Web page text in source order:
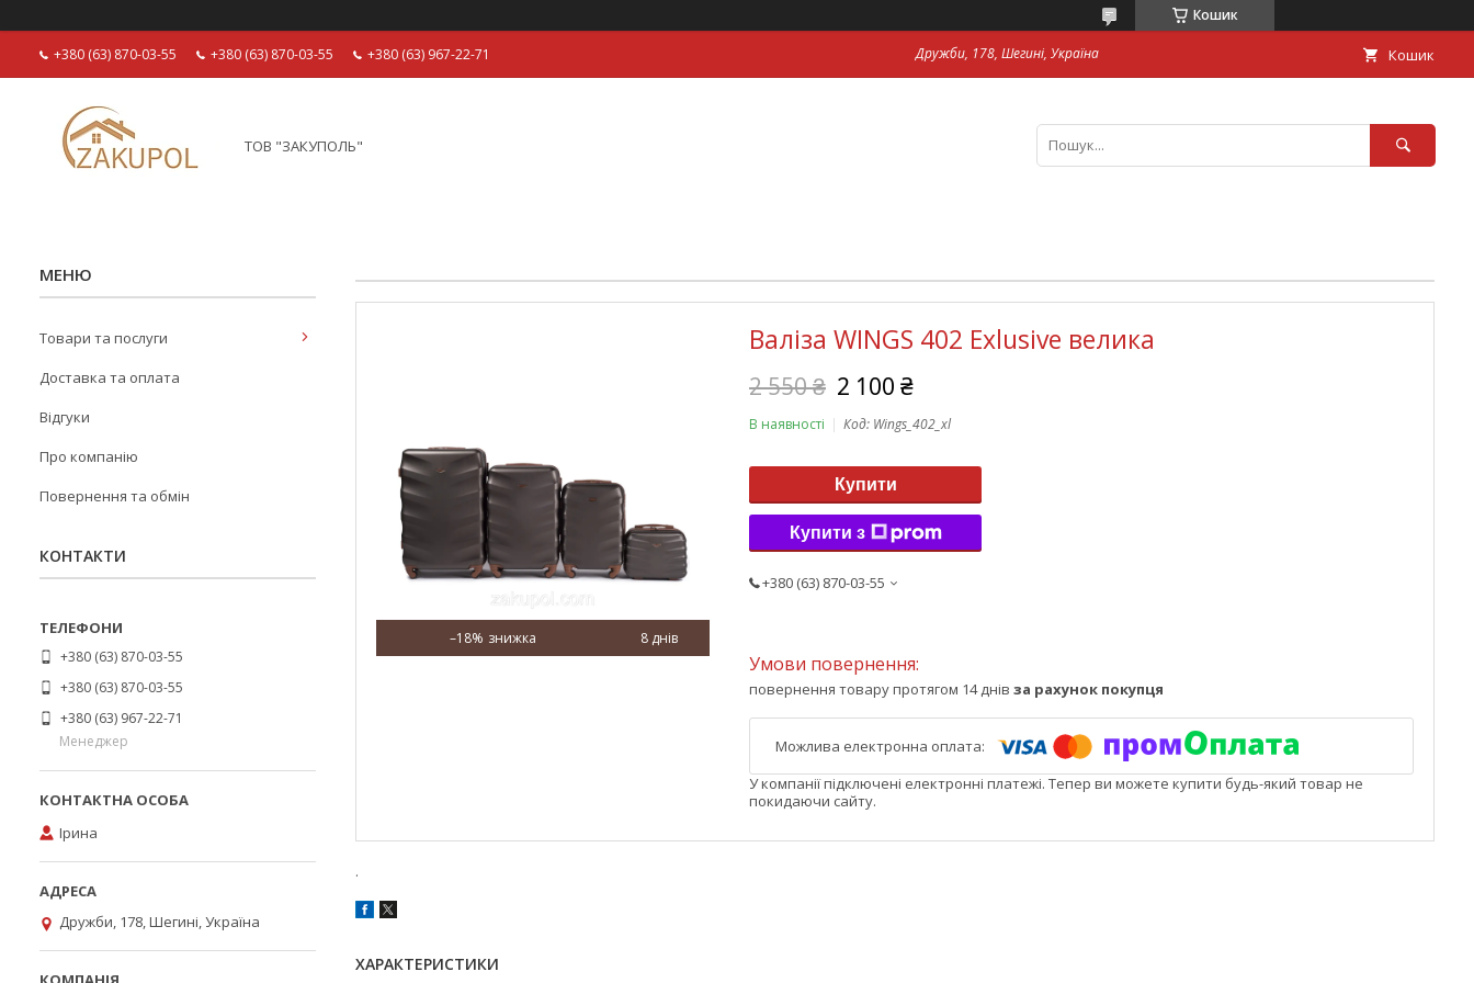
Кошик
+380 (63) 870-03-55 +380 (63) 870-03-55 +380 (63) 967-22-71 Дружби, 178, Шегині, Україна Кошик
ТОВ "ЗАКУПОЛЬ"
–18% 8 днів
Валіза WINGS 402 Exlusive велика
2 550 ₴ 2 100 ₴
В наявності Код: Wings_402_xl
Купити
Купити з
+380 (63) 870-03-55
повернення товару протягом 14 днів за рахунок покупця
У компанії підключені електронні платежі. Тепер ви можете купити будь-який товар не
покидаючи сайту.
.
ХАРАКТЕРИСТИКИ
Товари та послуги
Доставка та оплата
Відгуки
Про компанію
Повернення та обмін
КОНТАКТИ
+380 (63) 870-03-55
+380 (63) 870-03-55
+380 (63) 967-22-71
Менеджер
Ірина
Дружби, 178, Шегині, Україна